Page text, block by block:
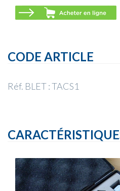
CODE ARTICLE
Réf. BLET : TACS1